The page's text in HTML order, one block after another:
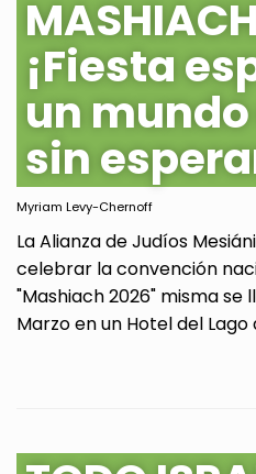
¡Fiesta
un
sin
Myriam Levy-Chernoff
La Alianza de Judíos
celebrar la convención
"Mashiach 2026" misma se
Marzo en un Hotel del Lago